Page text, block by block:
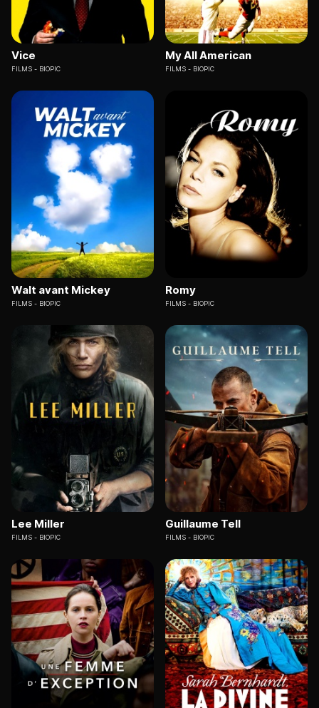
Vice
FILMS BIOPIC
My All American
FILMS BIOPIC
Walt avant Mickey
FILMS BIOPIC
Romy
FILMS BIOPIC
Lee Miller
FILMS BIOPIC
Guillaume Tell
FILMS BIOPIC